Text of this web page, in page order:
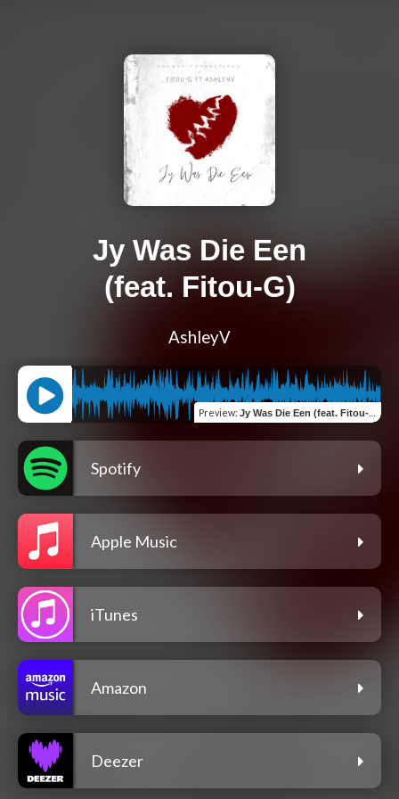
Jy Was Die Een
(feat. Fitou-G)
AshleyV
Preview: Jy Was Die Een (feat. Fitou-G)
Spotify
Apple Music
iTunes
Amazon
Deezer